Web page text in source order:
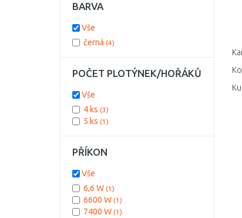
BARVA
Vše
černá (4)
POČET PLOTÝNEK/HOŘÁKŮ
Vše
4 ks (3)
5 ks (1)
PŘÍKON
Vše
6,6 W (1)
6600 W (1)
7400 W (1)